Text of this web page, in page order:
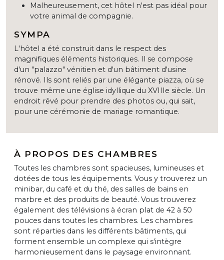
Malheureusement, cet hôtel n'est pas idéal pour
votre animal de compagnie.
SYMPA
L'hôtel a été construit dans le respect des
magnifiques éléments historiques. Il se compose
d'un "palazzo" vénitien et d'un bâtiment d'usine
rénové. Ils sont reliés par une élégante piazza, où se
trouve même une église idyllique du XVIIIe siècle. Un
endroit rêvé pour prendre des photos ou, qui sait,
pour une cérémonie de mariage romantique.
À PROPOS DES CHAMBRES
Toutes les chambres sont spacieuses, lumineuses et
dotées de tous les équipements. Vous y trouverez un
minibar, du café et du thé, des salles de bains en
marbre et des produits de beauté. Vous trouverez
également des télévisions à écran plat de 42 à 50
pouces dans toutes les chambres. Les chambres
sont réparties dans les différents bâtiments, qui
forment ensemble un complexe qui s'intègre
harmonieusement dans le paysage environnant.